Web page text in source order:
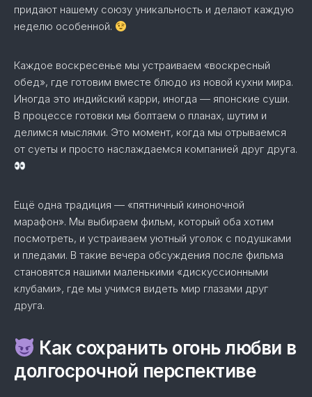
придают нашему союзу уникальность и делают каждую
неделю особенной.
Каждое воскресенье мы устраиваем «воскресный
обед», где готовим вместе блюдо из новой кухни мира.
Иногда это индийский карри, иногда — японские суши.
В процессе готовки мы болтаем о планах, шутим и
делимся мыслями. Это момент, когда мы отрываемся
от суеты и просто наслаждаемся компанией друг друга.
Ещё одна традиция — «пятничный киноночной
марафон». Мы выбираем фильм, который оба хотим
посмотреть, и устраиваем уютный уголок с подушками
и пледами. В такие вечера обсуждения после фильма
становятся нашими маленькими «дискуссионными
клубами», где мы учимся видеть мир глазами друг
друга.
Как сохранить огонь любви в
долгосрочной перспективе